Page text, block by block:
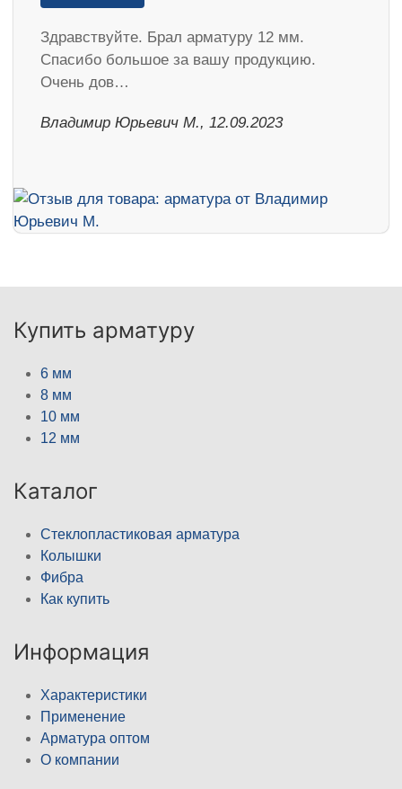
Здравствуйте. Брал арматуру 12 мм.
Спасибо большое за вашу продукцию.
Очень дов…
Владимир Юрьевич М., 12.09.2023
Купить арматуру
6 мм
8 мм
10 мм
12 мм
Каталог
Стеклопластиковая арматура
Колышки
Фибра
Как купить
Информация
Характеристики
Применение
Арматура оптом
О компании